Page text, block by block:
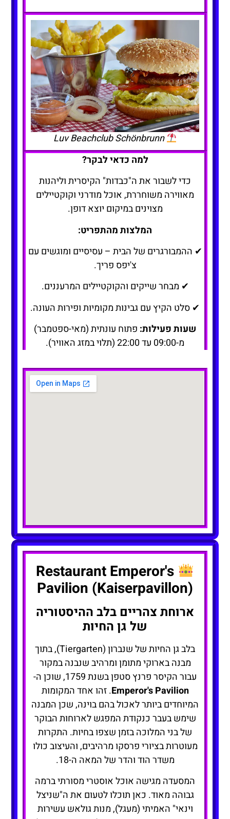
Luv Beachclub Schönbrunn
למה כדאי לבקר?
כדי לשבור את ה"כבדות" הקיסרית וליהנות
מאווירה משוחררת, אוכל מודרני וקוקטיילים
מצוינים במיקום יוצא דופן.
המלצות מהתפריט:
✔ ההמבורגרים של הבית – עסיסיים ומוגשים עם
צ'יפס פריך.
✔ מבחר שייקים והקוקטיילים המרעננים.
✔ סלט הקיץ עם גבינות מקומיות ופירות העונה.
שעות פעילות: פתוח עונתית (מאי-ספטמבר)
מ-09:00 עד 22:00 (תלוי במזג האוויר).
Restaurant Emperor's
Pavilion (Kaiserpavillon)
ארוחת צהריים בלב ההיסטוריה
של גן החיות
בלב גן החיות של שנברון (Tiergarten), בתוך
מבנה בארוקי מתומן ומרהיב שנבנה במקור
עבור הקיסר פרנץ סטפן בשנת 1759, שוכן ה-
Emperor's Pavilion. זהו אחד המקומות
המיוחדים ביותר לאכול בהם בוינה, שכן המבנה
שימש בעבר כנקודת המפגש לארוחות הבוקר
של בני המלוכה בזמן שצפו בחיות. התקרות
מעוטרות בציורי פרסקו מרהיבים, והעיצוב כולו
משדר הוד והדר של המאה ה-18.
המסעדה מגישה אוכל אוסטרי מסורתי ברמה
גבוהה מאוד. כאן תוכלו לטעום את ה"שניצל
וינאי" האמיתי (מעגל), מנות גולאש עשירות